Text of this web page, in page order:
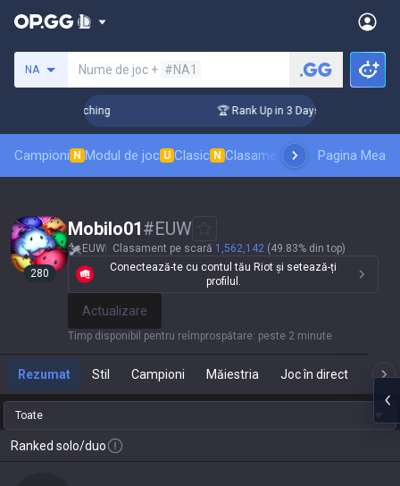
NA Nume de joc + #NA1
Coaching 🏆 Rank Up in 3 Days! Challenger
Campioni N Modul de joc U Clasic N Clasament skinuriClasamente
Pagina Mea
280
Mobilo01#EUW
EUW Clasament pe scară 1,562,142 (49.83% din top)
Conectează-te cu contul tău Riot și setează-ți
profilul.
Actualizare
Timp disponibil pentru reîmprospătare: peste 2 minute
Rezumat Stil Campioni Măiestria Joc în direct
Toate
Ranked solo/duo